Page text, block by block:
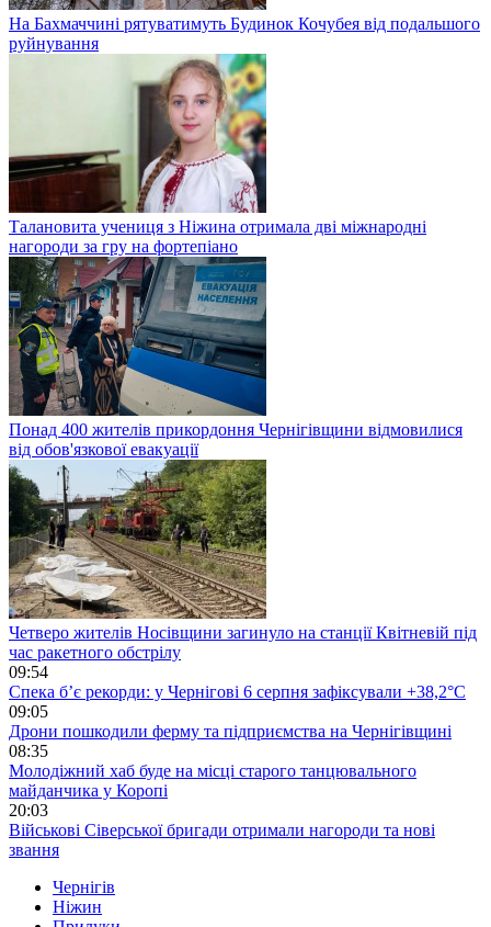
На Бахмаччині рятуватимуть Будинок Кочубея від подальшого
руйнування
Талановита учениця з Ніжина отримала дві міжнародні
нагороди за гру на фортепіано
Понад 400 жителів прикордоння Чернігівщини відмовилися
від обов'язкової евакуації
Четверо жителів Носівщини загинуло на станції Квітневій під
час ракетного обстрілу
09:54
Спека б’є рекорди: у Чернігові 6 серпня зафіксували +38,2°С
09:05
Дрони пошкодили ферму та підприємства на Чернігівщині
08:35
Молодіжний хаб буде на місці старого танцювального
майданчика у Коропі
20:03
Військові Сіверської бригади отримали нагороди та нові
звання
Чернігів
Ніжин